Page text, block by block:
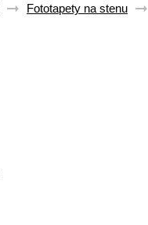
Fototapety na stenu